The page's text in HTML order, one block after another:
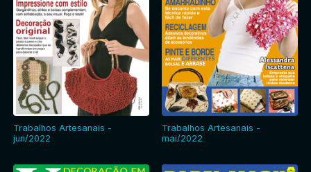
Trabalhos Artesanais -
jun/2022
Trabalhos Artesanais -
mai/2022